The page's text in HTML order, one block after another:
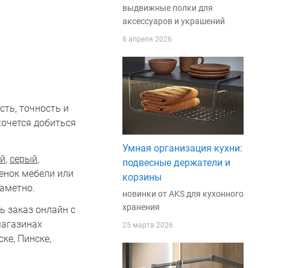
точность и
добиться
, серый,
мебели или
заказ онлайн с
Пинске,
выдвижные полки для
аксессуаров и украшений
6 апреля 2026
Умная организация кухни:
подвесные держатели и
корзины
новинки от AKS для кухонного
хранения
25 марта 2026